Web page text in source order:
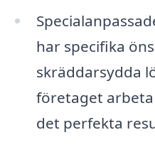
har specifika
skräddarsydda
företaget
det perfekta